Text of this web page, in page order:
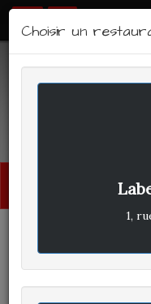
LABEL
CLIENT A
Choisir un
1,